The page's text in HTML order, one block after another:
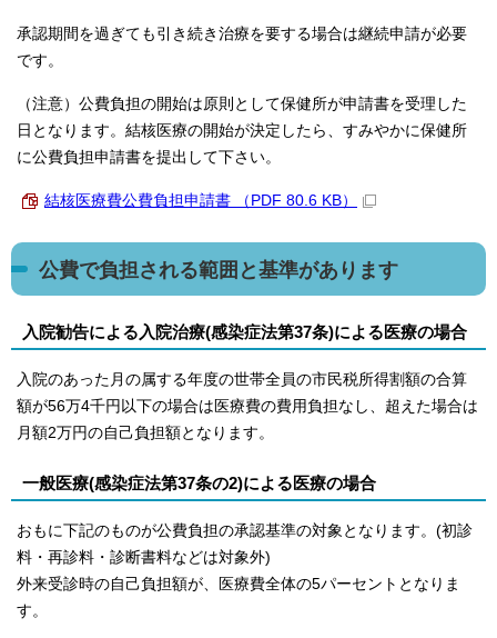
承認期間を過ぎても引き続き治療を要する場合は継続申請が必要
です。
（注意）公費負担の開始は原則として保健所が申請書を受理した
日となります。結核医療の開始が決定したら、すみやかに保健所
に公費負担申請書を提出して下さい。
結核医療費公費負担申請書 （PDF 80.6 KB）
公費で負担される範囲と基準があります
入院勧告による入院治療(感染症法第37条)による医療の場合
入院のあった月の属する年度の世帯全員の市民税所得割額の合算
額が56万4千円以下の場合は医療費の費用負担なし、超えた場合は
月額2万円の自己負担額となります。
一般医療(感染症法第37条の2)による医療の場合
おもに下記のものが公費負担の承認基準の対象となります。(初診
料・再診料・診断書料などは対象外)
外来受診時の自己負担額が、医療費全体の5パーセントとなりま
す。